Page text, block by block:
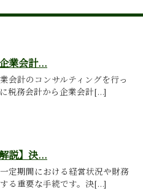
業会計...
会計のコンサルティングを行っ
税務会計から企業会計[...]
説】決...
定期間における経営状況や財務
る重要な手続です。決[...]